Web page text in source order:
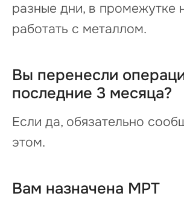
разные дни, в промежутке
работать с металлом.
Вы перенесли
последние 3 месяца?
Если да, обязательно
этом.
Вам назначена МРТ